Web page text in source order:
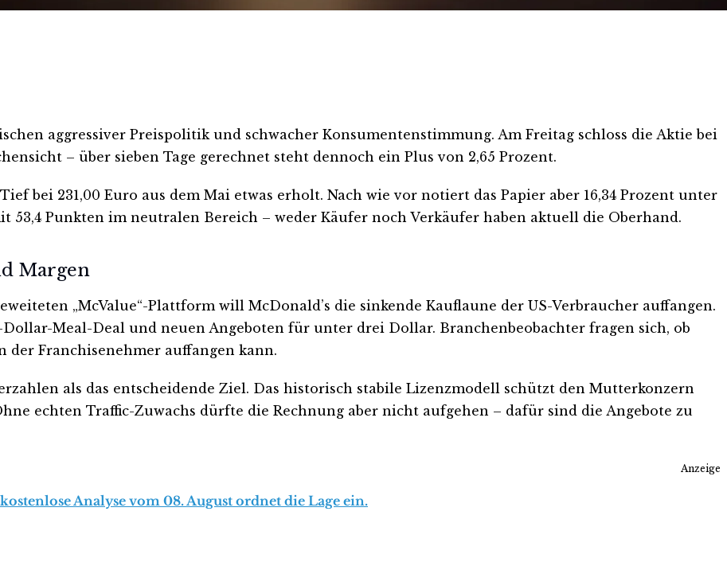
aggressiver Preispolitik und schwacher Konsumentenstimmung. Am Freitag schloss die Aktie bei
– über sieben Tage gerechnet steht dennoch ein Plus von 2,65 Prozent.
bei 231,00 Euro aus dem Mai etwas erholt. Nach wie vor notiert das Papier aber 16,34 Prozent unter
53,4 Punkten im neutralen Bereich – weder Käufer noch Verkäufer haben aktuell die Oberhand.
Margen
„McValue“-Plattform will McDonald’s die sinkende Kauflaune der US-Verbraucher auffangen.
Meal-Deal und neuen Angeboten für unter drei Dollar. Branchenbeobachter fragen sich, ob
der Franchisenehmer auffangen kann.
als das entscheidende Ziel. Das historisch stabile Lizenzmodell schützt den Mutterkonzern
echten Traffic-Zuwachs dürfte die Rechnung aber nicht aufgehen – dafür sind die Angebote zu
Anzeige
Analyse vom 08. August ordnet die Lage ein.